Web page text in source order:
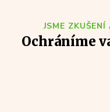
JSME
Ochráníme
PhDr. Mgr. Martin